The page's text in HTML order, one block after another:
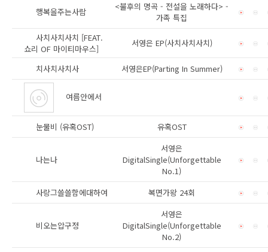
행복을주는사람
<불후의 명곡 - 전설을 노래하다> -
가족 특집
사치사치사치 [FEAT.
쇼리 OF 마이티마우스]
서영은 EP(사치사치사치)
치사치사치사 서영은EP(Parting In Summer)
여름안에서
눈물비 (유혹OST) 유혹OST
나는나
서영은
DigitalSingle(Unforgettable
No.1)
사랑그쓸쓸함에대하여
복면가왕 24회
비오는압구정
서영은
DigitalSingle(Unforgettable
No.2)